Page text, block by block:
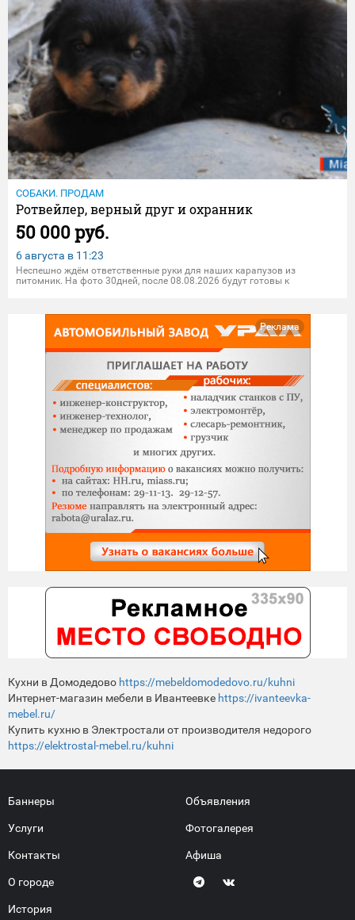
СОБАКИ. ПРОДАМ
Ротвейлер, верный друг и охранник
50 000 руб.
6 августа в 11:23
Неспешно ждём ответственные руки для наших карапузов из
питомник. На фото 30дней, после 08.08.2026 будут готовы к
клеймение, мал
Реклама
Кухни в Домодедово https://mebeldomodedovo.ru/kuhni
Интернет-магазин мебели в Ивантеевке https://ivanteevka-
mebel.ru/
Купить кухню в Электростали от производителя недорого
https://elektrostal-mebel.ru/kuhni
Баннеры
Услуги
Контакты
О городе
История
Объявления
Фотогалерея
Афиша